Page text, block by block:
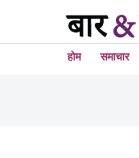
होम समाचार